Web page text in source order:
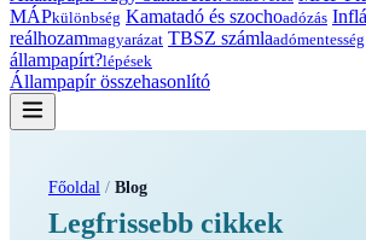
MÁPkülönbség Kamatadó és szochoadózás
reálhozammagyarázat TBSZ számlaadómentesség
állampapírt?lépések
Állampapír összehasonlító
Főoldal / Blog
Legfrissebb cikkek